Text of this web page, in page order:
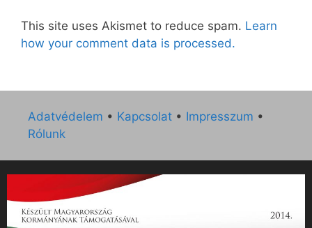
This site uses Akismet to reduce spam. Learn
how your comment data is processed.
Adatvédelem • Kapcsolat • Impresszum •
Rólunk